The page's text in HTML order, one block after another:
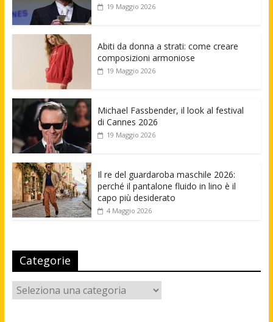
19 Maggio 2026
Abiti da donna a strati: come creare
composizioni armoniose
19 Maggio 2026
Michael Fassbender, il look al festival
di Cannes 2026
19 Maggio 2026
Il re del guardaroba maschile 2026:
perché il pantalone fluido in lino è il
capo più desiderato
4 Maggio 2026
Categorie
Categorie